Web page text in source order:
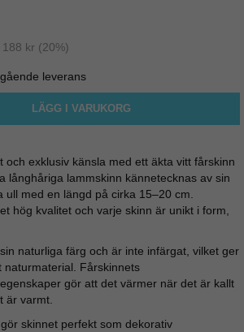
188 kr (20%)
leverans
LÄGG I VARUKORG
och exklusiv känsla med ett äkta vitt fårskinn
långhåriga lammskinn kännetecknas av sin
ull med en längd på cirka 15–20 cm.
hög kvalitet och varje skinn är unikt i form,
naturliga färg och är inte infärgat, vilket ger
naturmaterial. Fårskinnets
gör att det värmer när det är kallt
är varmt.
skinnet perfekt som dekorativ